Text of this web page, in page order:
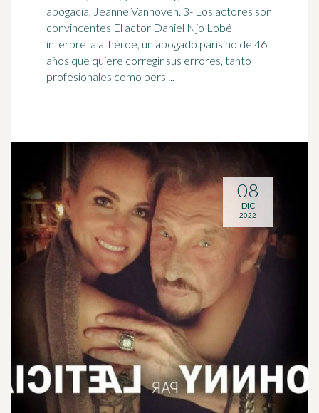
abogacía, Jeanne Vanhoven. 3- Los actores son
convincentes El actor Daniel Njo Lobé
interpreta al héroe, un abogado parisino de 46
años que quiere corregir sus errores, tanto
profesionales como pers ...
08
DIC
2022